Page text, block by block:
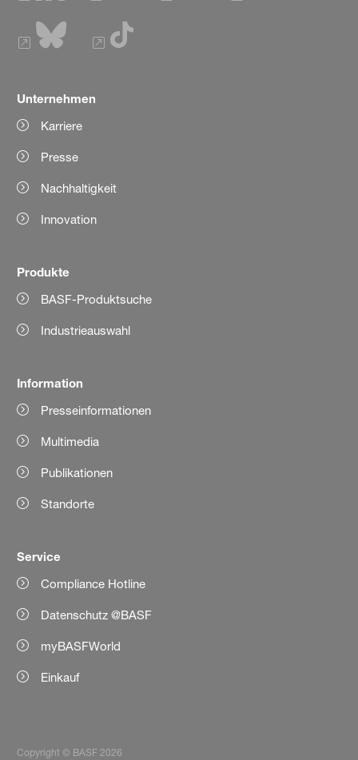
Unternehmen
Karriere
Presse
Nachhaltigkeit
Innovation
Produkte
BASF-Produktsuche
Industrieauswahl
Information
Presseinformationen
Multimedia
Publikationen
Standorte
Service
Compliance Hotline
Datenschutz @BASF
myBASFWorld
Einkauf
Copyright © BASF 2026